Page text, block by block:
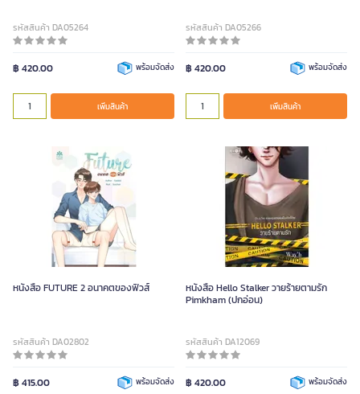
รหัสสินค้า DA05264
฿ 420.00 พร้อมจัดส่ง
เพิ่มสินค้า
รหัสสินค้า DA05266
฿ 420.00 พร้อมจัดส่ง
เพิ่มสินค้า
หนังสือ FUTURE 2 อนาคตของฟิวส์
รหัสสินค้า DA02802
฿ 415.00 พร้อมจัดส่ง
หนังสือ Hello Stalker วายร้ายตามรัก
Pimkham (ปกอ่อน)
รหัสสินค้า DA12069
฿ 420.00 พร้อมจัดส่ง